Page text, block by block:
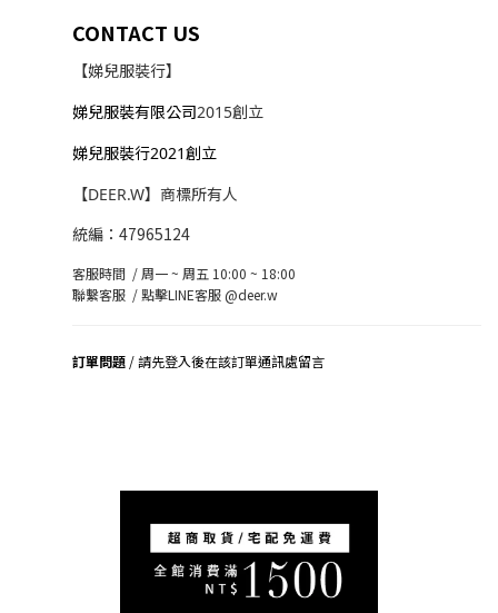
CONTACT US
【娣兒服裝行】
娣兒服裝有限公司2015創立
娣兒服裝行2021創立
【DEER.W】商標所有人
統編：47965124
客服時間 / 周一 ~ 周五 10:00 ~ 18:00
聯繫客服 /點擊LINE客服 @deer.w
訂單問題 / 請先登入後在該訂單通訊處留言